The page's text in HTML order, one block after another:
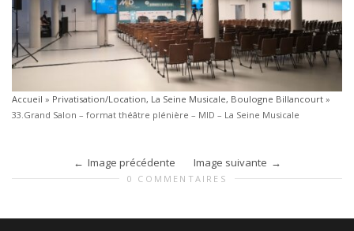
Accueil » Privatisation/Location, La Seine Musicale, Boulogne Billancourt »
33.Grand Salon – format théâtre plénière – MID – La Seine Musicale
Image précédente Image suivante
0 COMMENTAIRES